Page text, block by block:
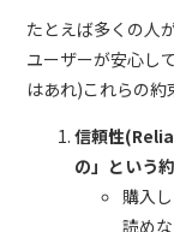
たとえば多くの人
ユーザーが安心し
はあれ)これらの約
信頼性
の」という
購入
読め